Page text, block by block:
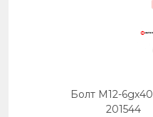
Болт М12-6gх40
201544